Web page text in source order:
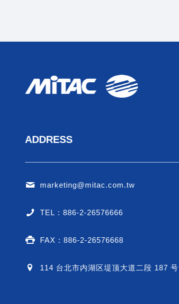
ADDRESS
marketing@mitac.com.tw
TEL：886-2-26576666
FAX：886-2-26576668
114 台北市内湖区堤顶大道二段 187 号